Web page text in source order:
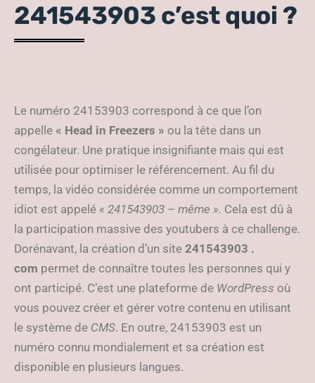
241543903 c’est quoi ?
Le numéro 24153903 correspond à ce que l’on
appelle « Head in Freezers » ou la tête dans un
congélateur. Une pratique insignifiante mais qui est
utilisée pour optimiser le référencement. Au fil du
temps, la vidéo considérée comme un comportement
idiot est appelé « 241543903 – même ». Cela est dû à
la participation massive des youtubers à ce challenge.
Dorénavant, la création d’un site 241543903 .
com permet de connaître toutes les personnes qui y
ont participé. C’est une plateforme de WordPress où
vous pouvez créer et gérer votre contenu en utilisant
le système de CMS. En outre, 24153903 est un
numéro connu mondialement et sa création est
disponible en plusieurs langues.